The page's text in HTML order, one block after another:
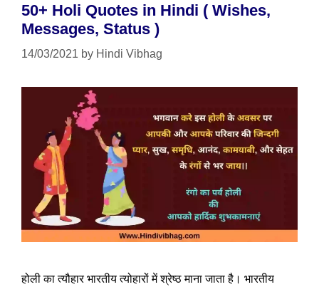
50+ Holi Quotes in Hindi ( Wishes,
Messages, Status )
14/03/2021 by Hindi Vibhag
होली का त्यौहार भारतीय त्योहारों में श्रेष्ठ माना जाता है। भारतीय